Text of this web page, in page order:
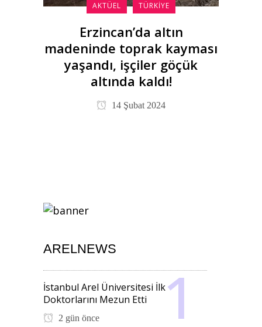
AKTÜEL TÜRKIYE
Erzincan’da altın
madeninde toprak kayması
yaşandı, işçiler göçük
altında kaldı!
14 Şubat 2024
ARELNEWS
İstanbul Arel Üniversitesi İlk
Doktorlarını Mezun Etti
2 gün önce